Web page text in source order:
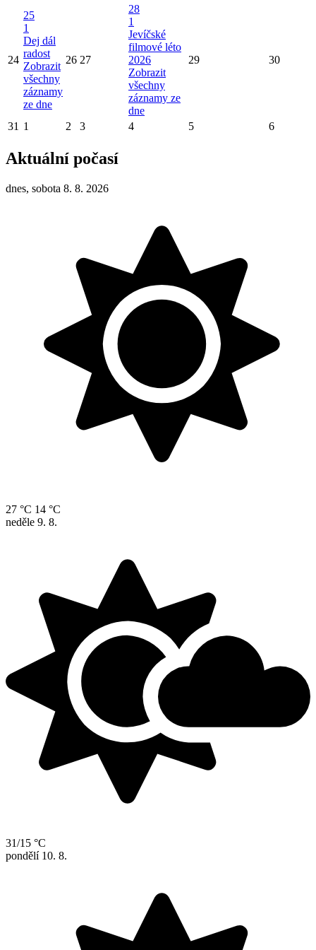
24
25
1
Dej dál
radost
Zobrazit
všechny
záznamy
ze dne
26 27
28
1
Jevíčské
filmové léto
2026
Zobrazit
všechny
záznamy ze
dne
29 30
31 1 2 3 4 5 6
Aktuální počasí
dnes, sobota 8. 8. 2026
27 °C 14 °C
neděle 9. 8.
31/15 °C
pondělí 10. 8.